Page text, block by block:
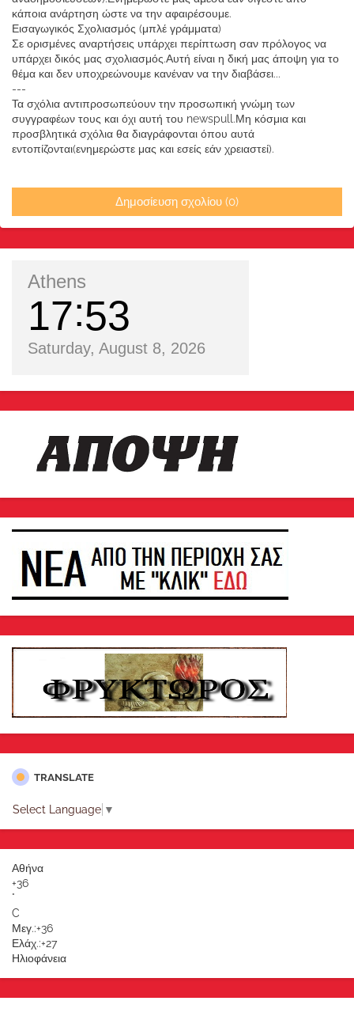
κάποια ανάρτηση ώστε να την αφαιρέσουμε.
Εισαγωγικός Σχολιασμός (μπλέ γράμματα)
Σε ορισμένες αναρτήσεις υπάρχει περίπτωση σαν πρόλογος να
υπάρχει δικός μας σχολιασμός.Αυτή είναι η δική μας άποψη για το
θέμα και δεν υποχρεώνουμε κανέναν να την διαβάσει...
---
Τα σχόλια αντιπροσωπεύουν την προσωπική γνώμη των
συγγραφέων τους και όχι αυτή του newspull.Μη κόσμια και
προσβλητικά σχόλια θα διαγράφονται όπου αυτά
εντοπίζονται(ενημερώστε μας και εσείς εάν χρειαστεί).
Δημοσίευση σχολίου (0)
Athens
17 53
Saturday, August 8, 2026
TRANSLATE
Select Language ▼
Αθήνα
+36
°
C
Μεγ.:+36
Ελάχ.:+27
Ηλιοφάνεια